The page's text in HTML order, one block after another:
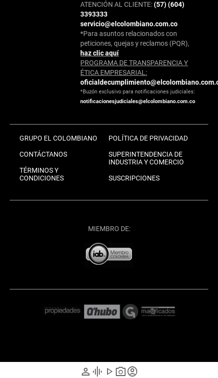
person graphic_eq play_arrow photo_cameraaccount_circle
ATENCIÓN AL CLIENTE:(57) (604)
3393333
servicio@elcolombiano.com.co
*Para asuntos relacionados con
peticiones, quejas y reclamos (PQR),
haz clic aquí
PROGRAMA DE TRANSPARENCIA Y
ÉTICA EMPRESARIAL:
*Buzón exclusivo para notificaciones judiciales:
notificacionesjudiciales@elcolombiano.com.co
GRUPO EL COLOMBIANO
CONTÁCTANOS
TÉRMINOS Y
CONDICIONES
POLÍTICA DE PRIVACIDAD
SUPERINTENDENCIA DE
INDUSTRIA Y COMERCIO
SUSCRIPCIONES
MIEMBRO DE: